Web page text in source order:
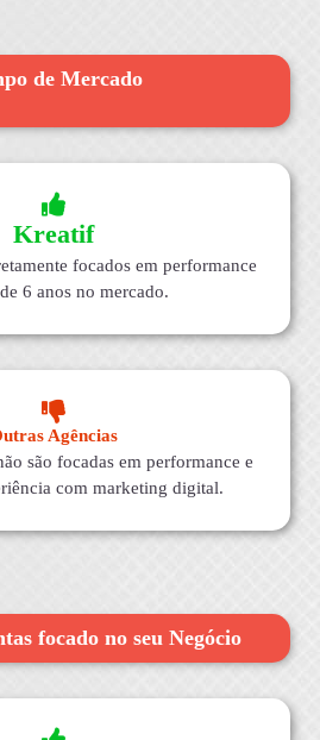
de Mercado
Kreatif
focados em performance
6 anos no mercado.
Agências
são focadas em performance e
com marketing digital.
focado no seu Negócio